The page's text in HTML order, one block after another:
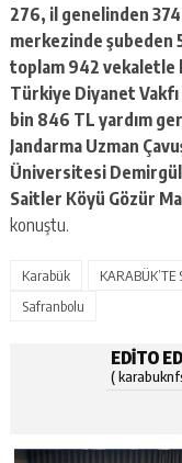
276, il genelinden 374
merkezinde şubeden
toplam 942 vekaletle
Türkiye Diyanet
bin 846 TL yardım
Jandarma Uzman
Üniversitesi Demirgül
Saitler Köyü Gözür
konuştu.
Karabük
Safranbolu
EDITO
(